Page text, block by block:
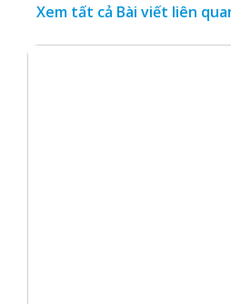
Xem tất cả Bài viết liên